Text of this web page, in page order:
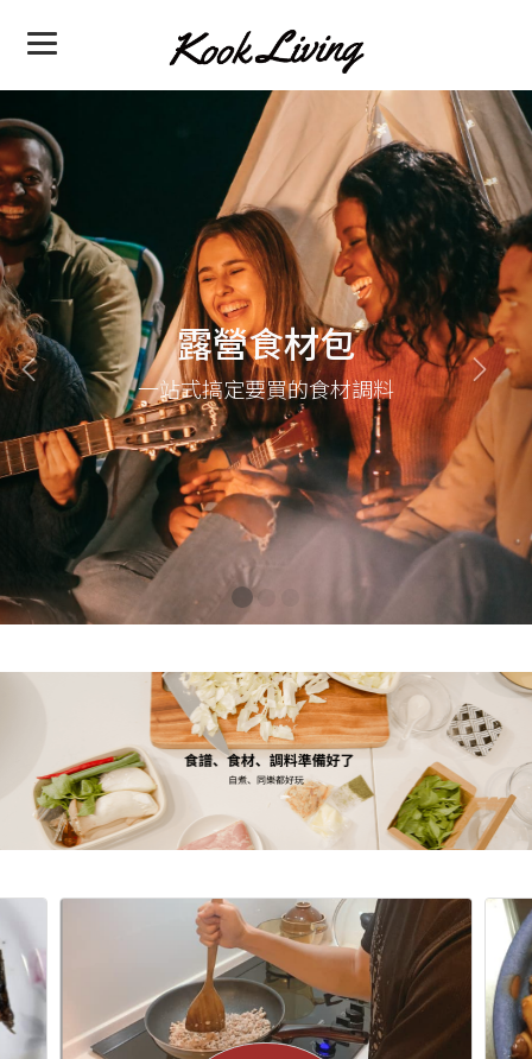
露營食材包
一站式搞定要買的食材調料